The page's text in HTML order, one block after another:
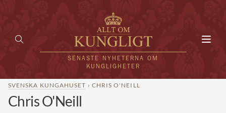
SENASTE NYHETERNA OM
KUNGLIGHETER
SVENSKA KUNGAHUSET › CHRIS O'NEILL
Chris O'Neill